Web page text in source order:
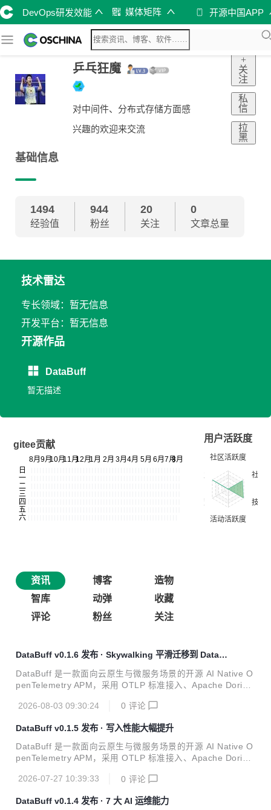
DevOps研发效能 媒体矩阵 开源中国APP
乒乓狂魔
对中间件、分布式存储方面感
兴趣的欢迎来交流
+
关
注
私
信
拉
黑
基础信息
1494
经验值
944
粉丝
20
关注
0
文章总量
技术雷达
专长领域：暂无信息
开发平台：暂无信息
开源作品
DataBuff
暂无描述
gitee贡献
用户活跃度
资讯 博客
造物
智库
动弹
收藏
评论
粉丝 关注
DataBuff v0.1.6 发布 · Skywalking 平滑迁移到 Databu
ff
DataBuff 是一款面向云原生与微服务场景的开源 AI Native O
penTelemetry APM，采用 OTLP 标准接入、Apache Doris
项目已在 OSCHINA 软件库收录：https://www.oschina.net/
20 个提交，本版无 Schema 迁移，升级即替换镜像并重启。
这版我们主要改了查询性能、告警准确性和 AI 稳定性，并把
工作区文件预览的后缀限制放开了；另外完善了 databuf...
2026-08-03 09:30:24 0 评论
DataBuff v0.1.5 发布 · 写入性能大幅提升
DataBuff 是一款面向云原生与微服务场景的开源 AI Native O
penTelemetry APM，采用 OTLP 标准接入、Apache Doris
项目已在 OSCHINA 软件库收录：https://www.oschina.net/
1）。相对 v0.1.4 共 25 个提交、394 个文件变更。本版我们
2026-07-27 10:39:33 0 评论
DataBuff v0.1.4 发布 · 7 大 AI 运维能力